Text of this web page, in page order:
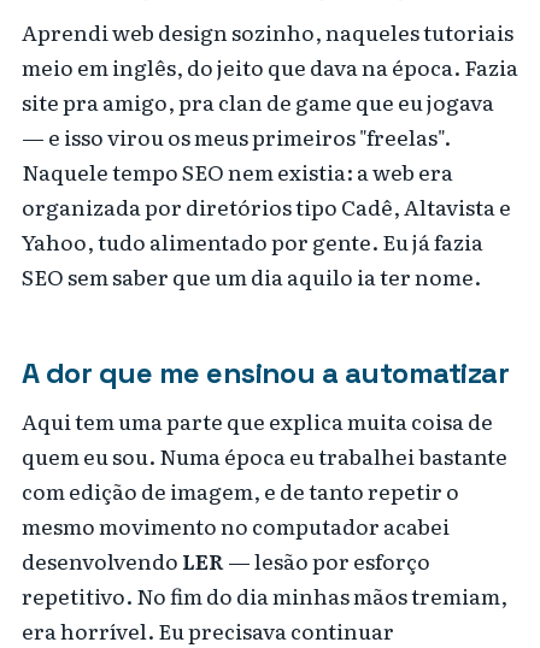
Aprendi web design sozinho, naqueles tutoriais
meio em inglês, do jeito que dava na época. Fazia
site pra amigo, pra clan de game que eu jogava
— e isso virou os meus primeiros "freelas".
Naquele tempo SEO nem existia: a web era
organizada por diretórios tipo Cadê, Altavista e
Yahoo, tudo alimentado por gente. Eu já fazia
SEO sem saber que um dia aquilo ia ter nome.
A dor que me ensinou a automatizar
Aqui tem uma parte que explica muita coisa de
quem eu sou. Numa época eu trabalhei bastante
com edição de imagem, e de tanto repetir o
mesmo movimento no computador acabei
desenvolvendoLER— lesão por esforço
repetitivo. No fim do dia minhas mãos tremiam,
era horrível. Eu precisava continuar